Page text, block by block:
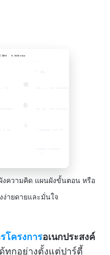
ความคิด แผนผังขั้นตอน หรือ
ง่ายดายและมั่นใจ
โครงการอเนกประสงค์
กอย่างตั้งแต่ปาร์ตี้